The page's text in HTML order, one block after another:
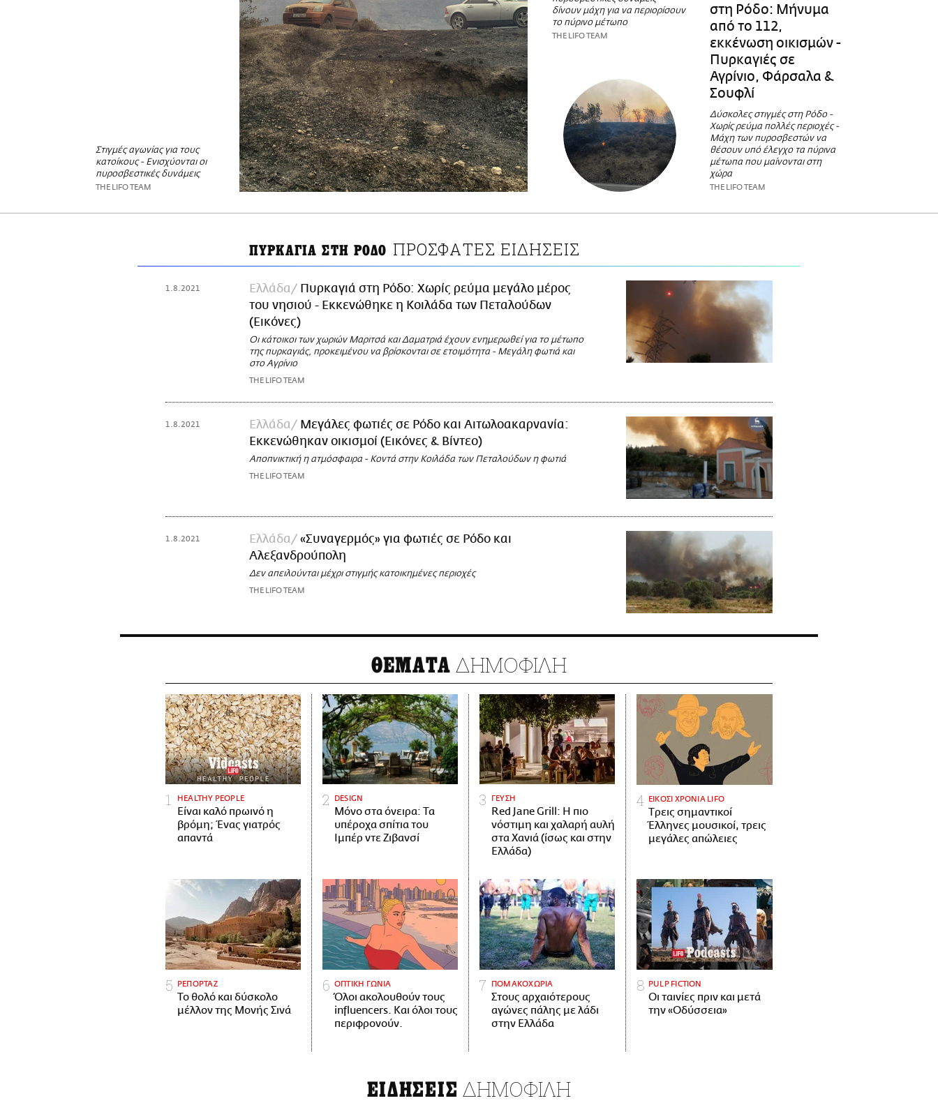
Στιγμές αγωνίας για τους
κατοίκους - Ενισχύονται οι
πυροσβεστικές δυνάμεις
THE LIFO TEAM
δίνουν μάχη για να περιορίσουν
το πύρινο μέτωπο
THE LIFO TEAM
στη Ρόδο: Μήνυμα
από το 112,
εκκένωση οικισμών -
Πυρκαγιές σε
Αγρίνιο, Φάρσαλα &
Σουφλί
Δύσκολες στιγμές στη Ρόδο -
Χωρίς ρεύμα πολλές περιοχές -
Μάχη των πυροσβεστών να
θέσουν υπό έλεγχο τα πύρινα
μέτωπα που μαίνονται στη
χώρα
THE LIFO TEAM
ΠΥΡΚΑΓΙΑ ΣΤΗ ΡΟΔΟ ΠΡΟΣΦΑΤΕΣ ΕΙΔΗΣΕΙΣ
1.8.2021 Ελλάδα
Πυρκαγιά στη Ρόδο: Χωρίς ρεύμα μεγάλο μέρος
του νησιού - Εκκενώθηκε η Κοιλάδα των Πεταλούδων
(Εικόνες)
Οι κάτοικοι των χωριών Μαριτσά και Δαματριά έχουν ενημερωθεί για το μέτωπο
της πυρκαγιάς, προκειμένου να βρίσκονται σε ετοιμότητα - Μεγάλη φωτιά και
στο Αγρίνιο
THE LIFO TEAM
1.8.2021 Ελλάδα
Μεγάλες φωτιές σε Ρόδο και Αιτωλοακαρνανία:
Εκκενώθηκαν οικισμοί (Εικόνες & Βίντεο)
Αποπνικτική η ατμόσφαιρα - Κοντά στην Κοιλάδα των Πεταλούδων η φωτιά
THE LIFO TEAM
1.8.2021 Ελλάδα
«Συναγερμός» για φωτιές σε Ρόδο και
Αλεξανδρούπολη
Δεν απειλούνται μέχρι στιγμής κατοικημένες περιοχές
THE LIFO TEAM
ΘΕΜΑΤΑ ΔΗΜΟΦΙΛΗ
HEALTHY PEOPLE
Είναι καλό πρωινό η
βρόμη; Ένας γιατρός
απαντά
DESIGN
Μόνο στα όνειρα: Τα
υπέροχα σπίτια του
Ιμπέρ ντε Ζιβανσί
ΓΕΥΣΗ
Red Jane Grill: Η πιο
νόστιμη και χαλαρή αυλή
στα Χανιά (ίσως και στην
Ελλάδα)
ΕΙΚΟΣΙ ΧΡΟΝΙΑ LIFO
Tρεις σημαντικοί
Έλληνες μουσικοί, τρεις
μεγάλες απώλειες
ΡΕΠΟΡΤΑΖ
Το θολό και δύσκολο
μέλλον της Μονής Σινά
ΟΠΤΙΚΗ ΓΩΝΙΑ
Όλοι ακολουθούν τους
influencers. Και όλοι τους
περιφρονούν.
ΠΟΜΑΚΟΧΩΡΙΑ
Στους αρχαιότερους
αγώνες πάλης με λάδι
στην Ελλάδα
PULP FICTION
Οι ταινίες πριν και μετά
την «Οδύσσεια»
ΕΙΔΗΣΕΙΣ ΔΗΜΟΦΙΛΗ